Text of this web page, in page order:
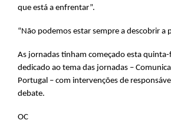
que está a enfrentar”.
“Não podemos estar sempre a descobrir a
As jornadas tinham começado esta
dedicado ao tema das jornadas –
Portugal – com intervenções de
debate.
OC